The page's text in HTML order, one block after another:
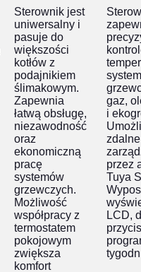
Sterownik jest
uniwersalny i
pasuje do
większości
kotłów z
podajnikiem
ślimakowym.
Zapewnia
łatwą obsługę,
niezawodność
oraz
ekonomiczną
pracę
systemów
grzewczych.
Możliwość
współpracy z
termostatem
pokojowym
zwiększa
komfort
gaz,
i
zdalne
przez
Tuya
LCD,